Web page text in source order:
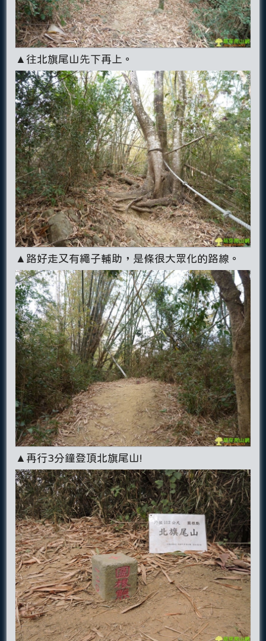
▲往北旗尾山先下再上。
▲路好走又有繩子輔助，是條很大眾化的路線。
▲再行3分鐘登頂北旗尾山!